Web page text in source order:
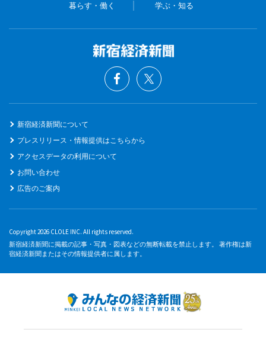
暮らす・働く 学ぶ・知る
新宿経済新聞について
プレスリリース・情報提供はこちらから
アクセスデータの利用について
お問い合わせ
広告のご案内
Copyright 2026 CLOLE INC. All rights reserved.
新宿経済新聞に掲載の記事・写真・図表などの無断転載を禁止します。 著作権は新
宿経済新聞またはその情報提供者に属します。